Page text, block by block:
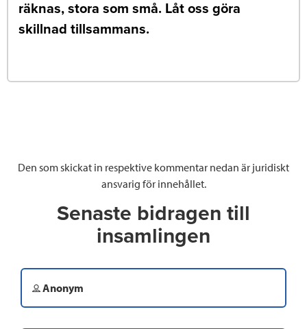
räknas, stora som små. Låt oss göra
skillnad tillsammans.
Den som skickat in respektive kommentar nedan är juridiskt
ansvarig för innehållet.
Senaste bidragen till
insamlingen
Anonym